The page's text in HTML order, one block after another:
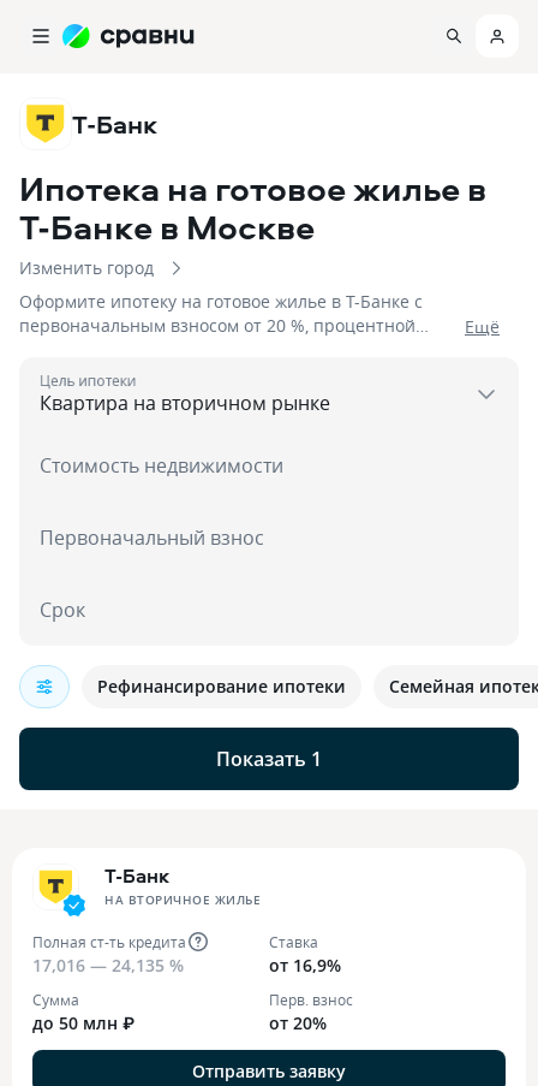
Т-Банк
Ипотека на готовое жилье в
Т-Банке в Москве
Изменить город
Оформите ипотеку на готовое жилье в Т-Банке с
первоначальным взносом от 20 %, процентной
50 000 000
Eщё
Цель ипотеки
Стоимость недвижимости
Первоначальный взнос
Срок
Показать 1
Рефинансирование ипотеки Семейная
Т-Банк
НА ВТОРИЧНОЕ ЖИЛЬЕ
Полная ст-ть кредита
17,016 — 24,135 %
Ставка
от 16,9%
Сумма
до 50 млн ₽
Перв. взнос
от 20%
Отправить заявку